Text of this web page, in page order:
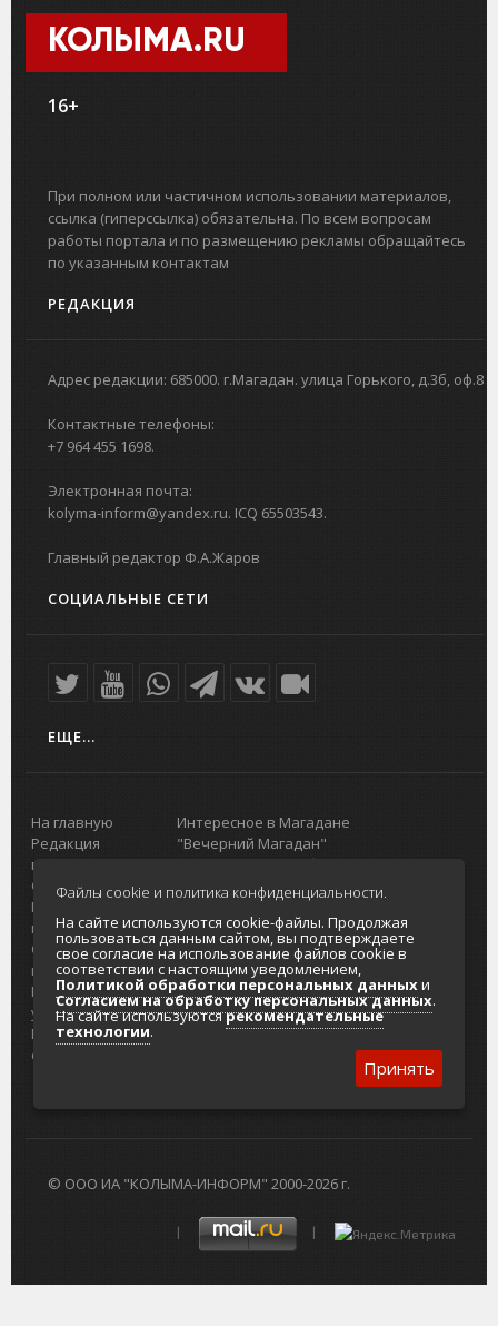
КОЛЫМА.RU
16+
При полном или частичном использовании материалов,
ссылка (гиперссылка) обязательна. По всем вопросам
работы портала и по размещению рекламы обращайтесь
по указанным контактам
РЕДАКЦИЯ
Адрес редакции: 685000. г.Магадан. улица Горького, д.3б, оф.8
Контактные телефоны:
+7 964 455 1698.
Электронная почта:
kolyma-inform@yandex.ru. ICQ 65503543.
Главный редактор Ф.А.Жаров
СОЦИАЛЬНЫЕ СЕТИ
ЕЩЕ...
На главную
Редакция
портала
О проекте
Реклама на
портале
Отзывы и
предложения
Интернет-
услуги
Разработка
сайтов
Интересное в Магадане
"Вечерний Магадан"
Городская доска объявлений
Главный туристический портал
Колымы
Политика в отношении обработки
персональных данных
Согласие на обработку персональных
данных
© ООО ИА "КОЛЫМА-ИНФОРМ" 2000-2026 г.
Файлы cookie и политика конфиденциальности.
На сайте используются cookie-файлы. Продолжая
пользоваться данным сайтом, вы подтверждаете
свое согласие на использование файлов cookie в
соответствии с настоящим уведомлением,
Политикой обработки персональных данныхи
Согласием на обработку персональных данных.
На сайте используютсярекомендательные
технологии.
Принять